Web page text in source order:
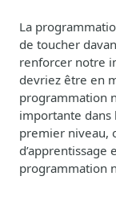
La
de toucher
renforcer notre
devriez être en
programmation
importante dans
premier niveau,
programmation